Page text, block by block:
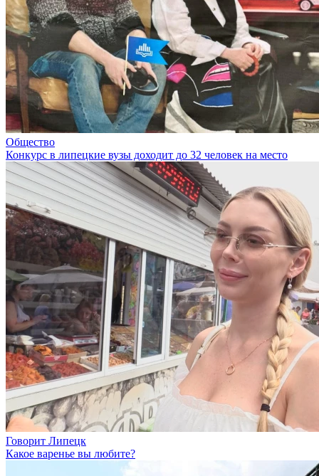
Общество
Конкурс в липецкие вузы доходит до 32 человек на место
Говорит Липецк
Какое варенье вы любите?